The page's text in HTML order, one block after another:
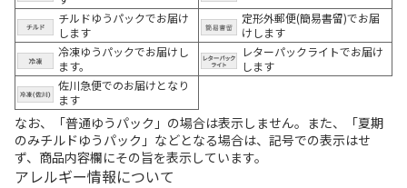
チルドゆうパックでお届け
します
定形外郵便(簡易書留)でお届
けします
冷凍ゆうパックでお届けし
ます。
レターパックライトでお届け
します
佐川急便でのお届けとなり
ます
なお、「普通ゆうパック」の場合は表示しません。また、「夏期
のみチルドゆうパック」などとなる場合は、記号での表示はせ
ず、商品内容欄にその旨を表示しています。
アレルギー情報について